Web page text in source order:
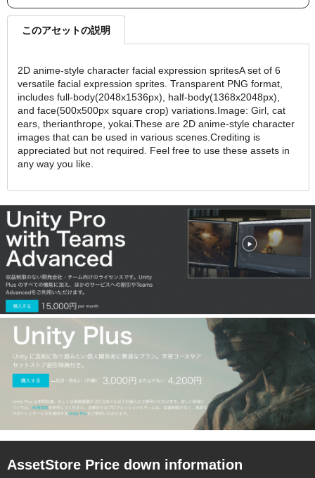
このアセットの説明
2D anime-style character facial expression spritesA set of 6
versatile facial expression sprites. Transparent PNG format,
includes full-body(2048x1536px), half-body(1368x2048px),
and face(500x500px square crop) variations.Image: Girl, cat
ears, therianthrope, yokai.These are 2D anime-style character
images that can be used in various scenes.Crediting is
appreciated but not required. Feel free to use these assets in
any way you like.
AssetStore Price down information